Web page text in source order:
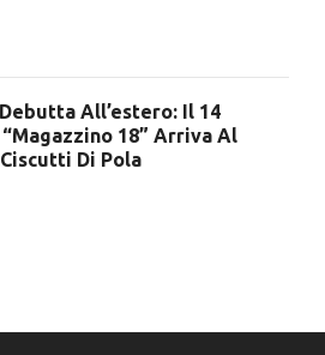
All’estero: Il 14
18” Arriva Al
Di Pola